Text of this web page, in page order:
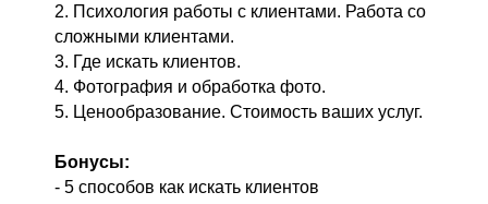
2. Психология работы с клиентами. Работа со
сложными клиентами.
3. Где искать клиентов.
4. Фотография и обработка фото.
5. Ценообразование. Стоимость ваших услуг.
Бонусы:
- 5 способов как искать клиентов